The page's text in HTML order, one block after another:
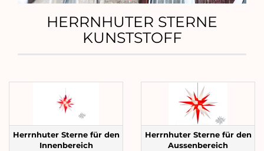
HERRNHUTER STERNE
KUNSTSTOFF
Herrnhuter Sterne für den
Innenbereich
Herrnhuter Sterne für den
Aussenbereich